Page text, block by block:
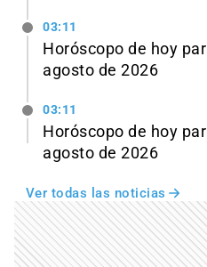
03:11
Horóscopo de hoy
agosto de 2026
03:11
Horóscopo de hoy
agosto de 2026
Ver todas las noticias